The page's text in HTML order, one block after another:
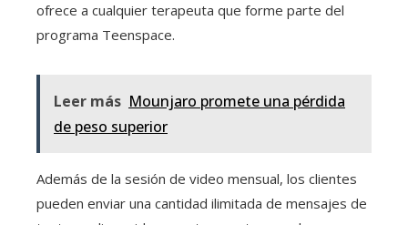
ofrece a cualquier terapeuta que forme parte del
programa Teenspace.
Leer más Mounjaro promete una pérdida
de peso superior
Además de la sesión de video mensual, los clientes
pueden enviar una cantidad ilimitada de mensajes de